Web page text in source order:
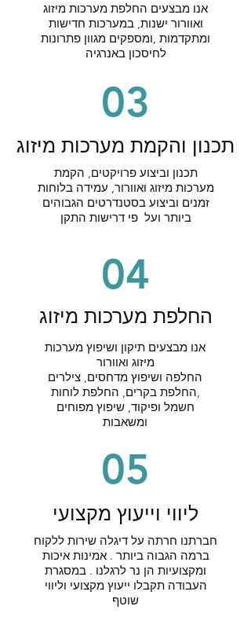
אנו מבצעים החלפת מערכות מיזוג
ואוורור ישנות, במערכות חדישות
ומתקדמות ,ומספקים מגוון פתרונות
לחיסכון באנרגיה
03
תכנון והקמת מערכות מיזוג
תכנון וביצוע פרויקטים, הקמת
מערכות מיזוג ואוורור, עמידה בלוחות
זמנים וביצוע בסטנדרטים הגבוהים
ביותר ועל פי דרישות התקן
04
החלפת מערכות מיזוג
אנו מבצעים תיקון ושיפוץ מערכות
מיזוג ואוורור
החלפה ושיפוץ מדחסים, צילרים
,החלפת בקרים, החלפת לוחות
חשמל ופיקוד, שיפוץ מפוחים
ומשאבות
05
ליווי וייעוץ מקצועי
חברתנו חרתה על דיגלה שירות ללקוח
ברמה הגבוה ביותר . אמינות איכות
ומקצועיות הן נר לרגלנו . במסגרת
העבודה תקבלו ייעוץ מקצועי וליווי
שוטף